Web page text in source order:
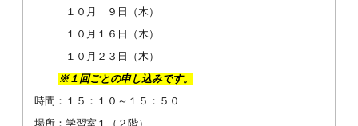
１０月 ９日（木）
１０月１６日（木）
１０月２３日（木）
※１回ごとの申し込みです。
時間：１５：１０～１５：５０
場所：学習室１（２階）